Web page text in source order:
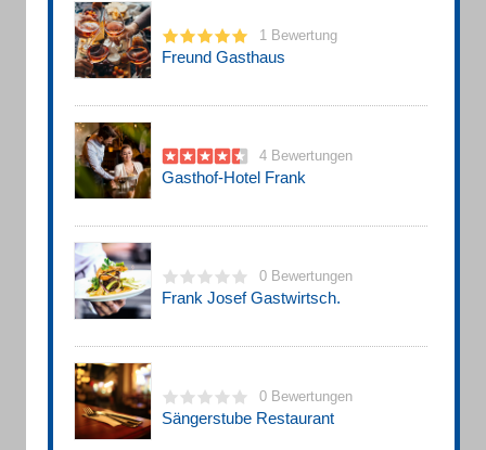
1 Bewertung
Freund Gasthaus
4 Bewertungen
Gasthof-Hotel Frank
0 Bewertungen
Frank Josef Gastwirtsch.
0 Bewertungen
Sängerstube Restaurant